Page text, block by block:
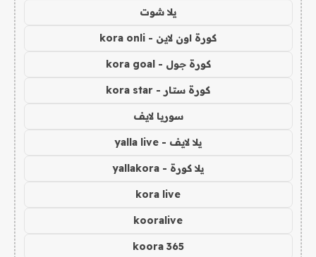
يلا شوت
كورة اون لاين - kora onli
كورة جول - kora goal
كورة ستار - kora star
سوريا لايف
يلا لايف - yalla live
يلا كورة - yallakora
kora live
kooralive
koora 365